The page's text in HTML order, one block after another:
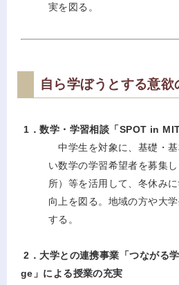
実を図る。
自ら学ぼうとする意欲
1．数学・学習相談「SPOT in
中学生を対象に、基礎・
い数学の学習希望者を募集
所）等を活用して、冬休み
向上を図る。地域の方や大
する。
2．大学との連携事業「つなが
ge」による授業の充実